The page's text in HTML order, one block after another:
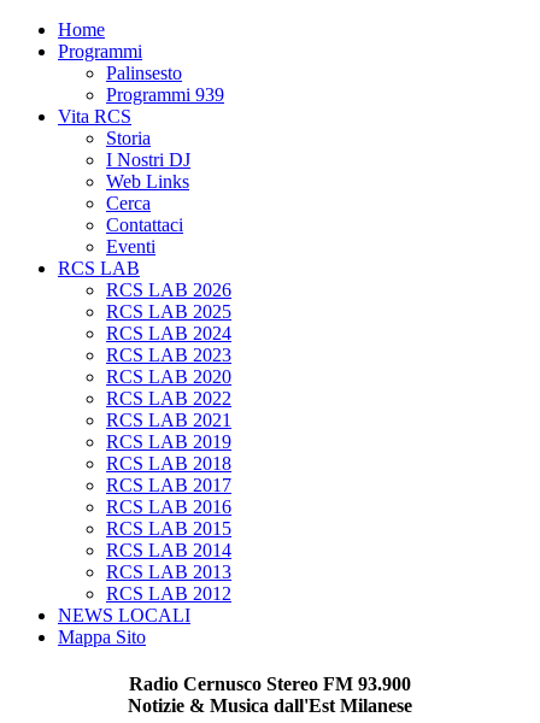
Home
Programmi
Palinsesto
Programmi 939
Vita RCS
Storia
I Nostri DJ
Web Links
Cerca
Contattaci
Eventi
RCS LAB
RCS LAB 2026
RCS LAB 2025
RCS LAB 2024
RCS LAB 2023
RCS LAB 2020
RCS LAB 2022
RCS LAB 2021
RCS LAB 2019
RCS LAB 2018
RCS LAB 2017
RCS LAB 2016
RCS LAB 2015
RCS LAB 2014
RCS LAB 2013
RCS LAB 2012
NEWS LOCALI
Mappa Sito
Radio Cernusco Stereo FM 93.900
Notizie & Musica dall'Est Milanese